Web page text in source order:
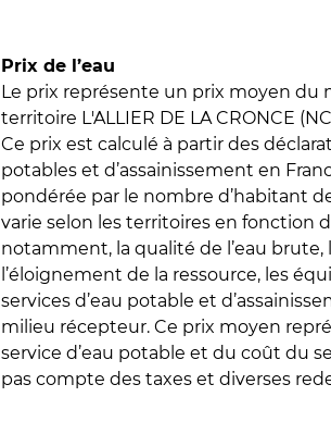
Prix de l’eau
Le prix représente un prix moyen du
territoire L'ALLIER DE LA CRONCE
Ce prix est calculé à partir des
potables et d’assainissement en
pondérée par le nombre d’habitant
varie selon les territoires en fonction
notamment, la qualité de l’eau
l’éloignement de la ressource, les
services d’eau potable et
milieu récepteur. Ce prix moyen
service d’eau potable et du coût du
pas compte des taxes et diverses